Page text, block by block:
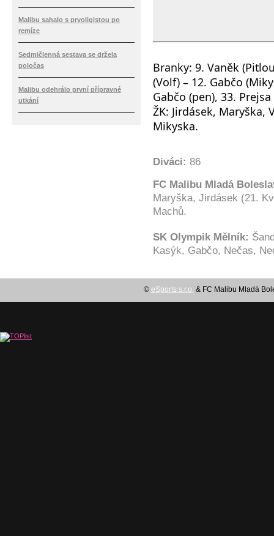
Branky: 9. Vaněk
(Volf) – 12. Gabčo
Gabčo (pen), 33.
ŽK: Jirdásek, Maryška,
Mikyska.
Diváci: 86
FC Malibu Mladá
Maryška, Jirdásek (21.
Machů.
SK Olympik Mělník:
Kasýk, Gabčo, Nečas,
Malibu sahalo s prvoligistou po
remíze
Sedmičlenná sestava se držela
poločas
Malibu odehrálo první přípravné
utkání
© eSports s.r.o. & FC Malibu Mladá